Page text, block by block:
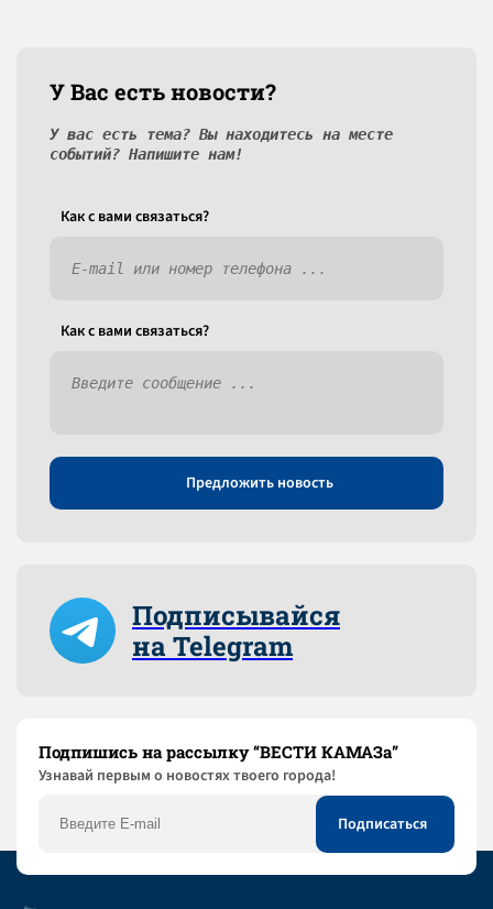
У Вас есть новости?
У вас есть тема? Вы находитесь на месте
событий? Напишите нам!
Как c вами связаться?
Как c вами связаться?
Предложить новость
Подписывайся
на Telegram
Подпишись на рассылку “ВЕСТИ КАМАЗа”
Узнaвай первым о новостях твоего города!